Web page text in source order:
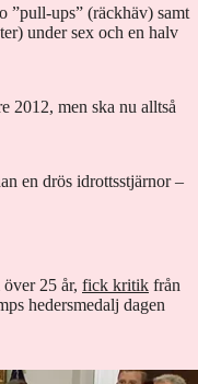
”pull-ups” (räckhäv) samt
under sex och en halv
2012, men ska nu alltså
en drös idrottsstjärnor –
25 år, fick kritik från
hedersmedalj dagen